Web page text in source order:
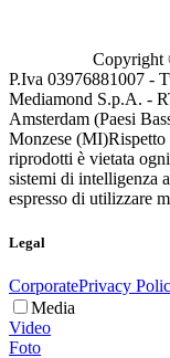
Copyright
P.Iva 03976881007 -
Mediamond S.p.A. -
Amsterdam (Paesi
Monzese (MI)Rispetto
riprodotti è vietata
sistemi di intelligenza
espresso di utilizzare
Legal
CorporatePrivacy
Media
Video
Foto